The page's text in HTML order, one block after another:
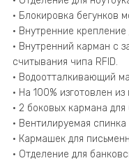
• Блокировка бегунков
• Внутренние
• Внутренний карман с
считывания чипа RFID.
• Водоотталкивающий
• На 100% изготовлен
• 2 боковых кармана
• Вентилируемая спинка
• Кармашек для
• Отделение для